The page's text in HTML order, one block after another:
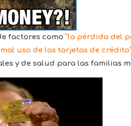
factores como“la pérdida del
uso de las tarjetas de
y de salud para las familias